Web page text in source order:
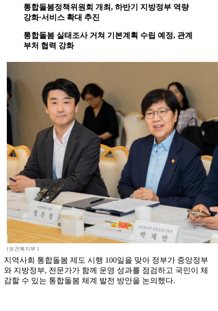
통합돌봄정책위원회 개최, 하반기 지방정부 역량
강화·서비스 확대 추진
통합돌봄 실태조사 거쳐 기본계획 수립 예정, 관계
부처 협력 강화
(보건복지부 )
지역사회 통합돌봄 제도 시행 100일을 맞아 정부가 중앙정부
와 지방정부, 전문가가 함께 운영 성과를 점검하고 국민이 체
감할 수 있는 통합돌봄 체계 발전 방안을 논의했다.